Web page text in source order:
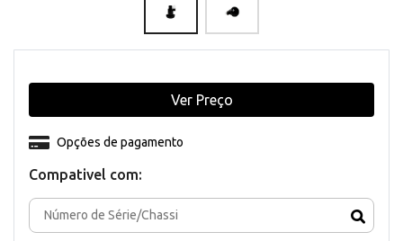
Compativel com:
Opções de pagamento
Ver Preço